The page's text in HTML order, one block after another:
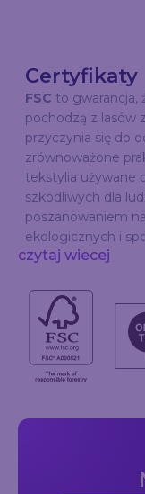
Certyfikaty
FSC to gwarancja,
pochodzą z lasów
przyczynia się do
zrównoważone
tekstylia używane
szkodliwych dla
poszanowaniem
ekologicznych i
czytaj wiecej